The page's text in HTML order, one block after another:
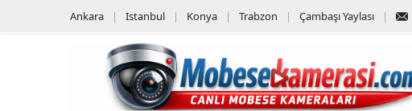
Ankara Istanbul Konya Trabzon Çambaşı Yaylası